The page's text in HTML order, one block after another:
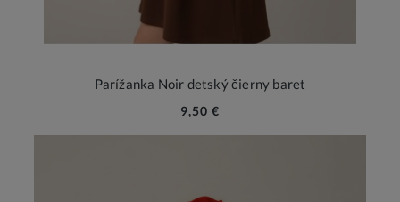
Parížanka Noir detský čierny baret
9,50 €